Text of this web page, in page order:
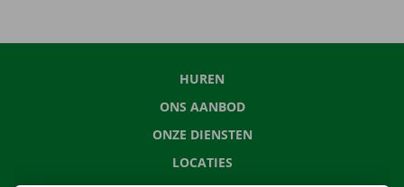
HUREN
ONS AANBOD
ONZE DIENSTEN
LOCATIES